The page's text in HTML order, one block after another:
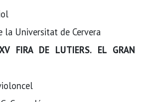
la Universitat de Cervera
FIRA DE LUTIERS. EL GRAN